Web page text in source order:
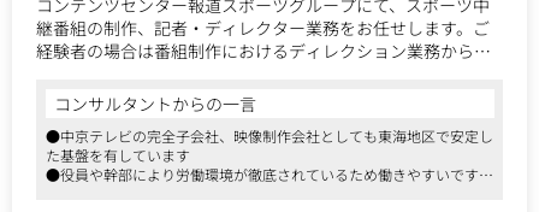
継番組の制作、記者・ディレクター業務をお任せします。ご
経験者の場合は番組制作におけるディレクション業務から担
いただきます。
＜具体的担当業務＞
●スポーツ中継の制作
女子プロゴルフ、プロ野球、Jリーグ、Bリーグ、大学スポー
コンサルタントからの一言
●中京テレビの完全子会社、映像制作会社としても東海地区で安定し
た基盤を有しています
●役員や幹部により労働環境が徹底されているため働きやすいです